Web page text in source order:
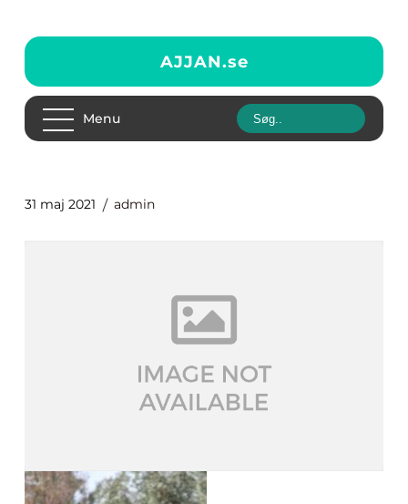
AJJAN.se
Menu
31 maj 2021 admin